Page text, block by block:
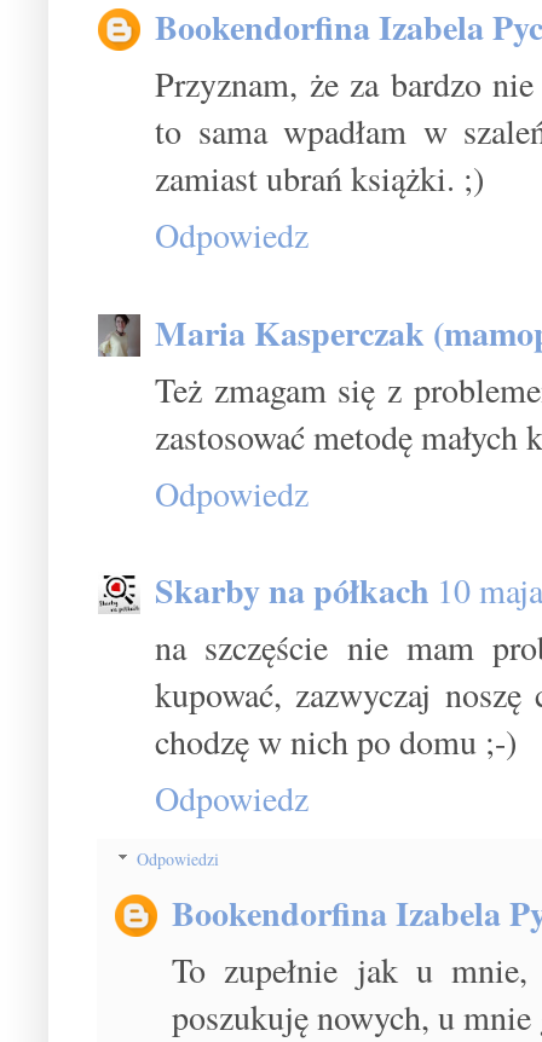
Bookendorfina Izabela
Przyznam, że za bardzo
to sama wpadłam w
zamiast ubrań książki. ;)
Odpowiedz
Maria Kasperczak
Też zmagam się z
zastosować metodę
Odpowiedz
Skarby na półkach 10
na szczęście nie mam
kupować, zazwyczaj
chodzę w nich po domu ;-)
Odpowiedz
Odpowiedzi
Bookendorfina Izabela
To zupełnie jak u mnie,
poszukuję nowych, u